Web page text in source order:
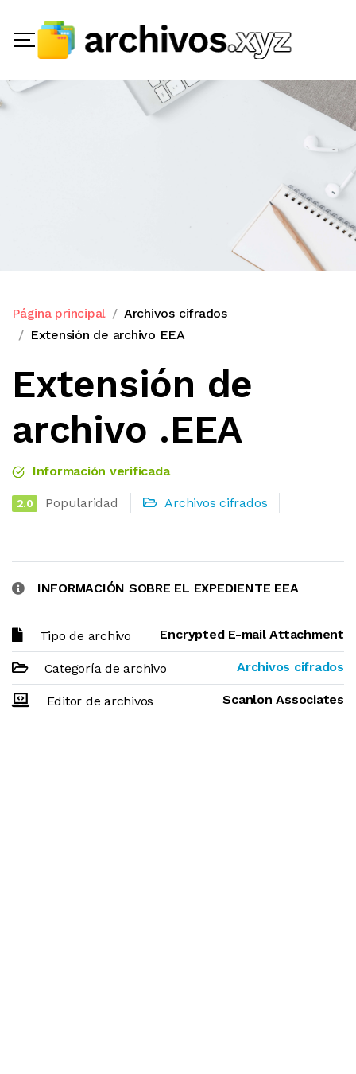
Página principal
Archivos cifrados
Extensión de archivo EEA
Extensión de
archivo .EEA
Información verificada
2.0 Popularidad Archivos cifrados
INFORMACIÓN SOBRE EL EXPEDIENTE EEA
Tipo de archivo Encrypted E-mail Attachment
Categoría de archivo Archivos cifrados
Editor de archivos Scanlon Associates